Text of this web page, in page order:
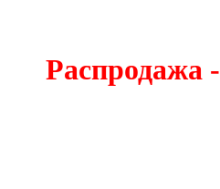
Распродажа -